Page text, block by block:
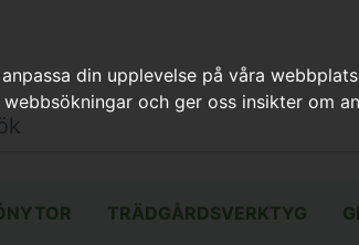
TRÄDGÅRDSVERKTYG
din upplevelse på våra
och ger oss insikter om